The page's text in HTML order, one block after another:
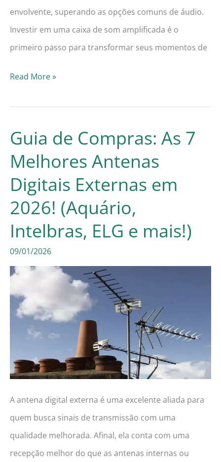
envolvente, superando as opções comuns de áudio.
Investir em uma caixa de som amplificada é o
primeiro passo para transformar seus momentos de
Guia
As
7
Melhores
Caixas
de
Amplificadas
em
2026!
Pulse,
mais!)
Read More »
Guia de Compras: As 7
Melhores Antenas
Digitais Externas em
2026! (Aquário,
Intelbras, ELG e mais!)
09/01/2026
A antena digital externa é uma excelente aliada para
quem busca sinais de transmissão com uma
qualidade melhorada. Afinal, ela conta com uma
recepção melhor do que as antenas internas ou